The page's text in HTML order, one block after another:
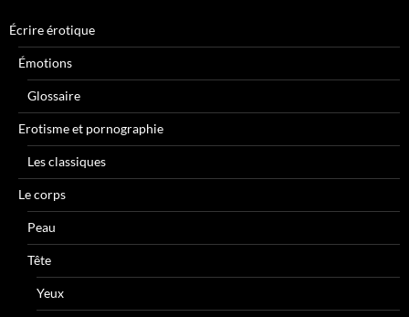
Écrire érotique
Émotions
Glossaire
Erotisme et pornographie
Les classiques
Le corps
Peau
Tête
Yeux